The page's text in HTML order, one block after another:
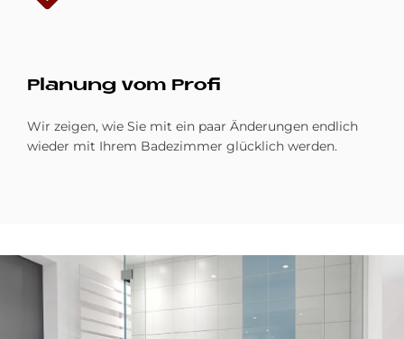
Pla­nung vom Pro­fi
Wir zeigen, wie Sie mit ein paar Änderungen endlich
wieder mit Ihrem Badezimmer glücklich werden.